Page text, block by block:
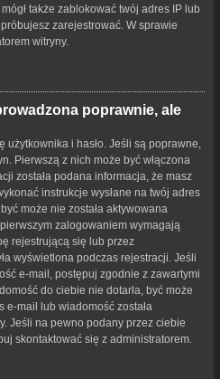
także zablokować twój adres IP lub
zarejestrować. W sprawie
witryny.
poprawnie, ale
i hasło. Jeśli są poprawne,
Pierwszą z nich może być włączona
została podana informacja, że masz
instrukcje wysłane na twój adres
może nie została aktywowana
zalogowaniem wymagają
rejestrującą się lub przez
wyświetlona podczas rejestracji. Jeśli
e-mail, postępuj zgodnie z zawartymi
do ciebie nie dotarła, być może
e-mail lub wiadomość została
Jeśli na pewno podany przez ciebie
skontaktować się z administratorem.